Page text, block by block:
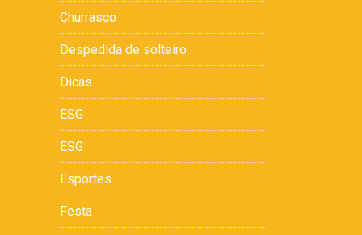
Churrasco
Despedida de solteiro
Dicas
ESG
ESG
Esportes
Festa